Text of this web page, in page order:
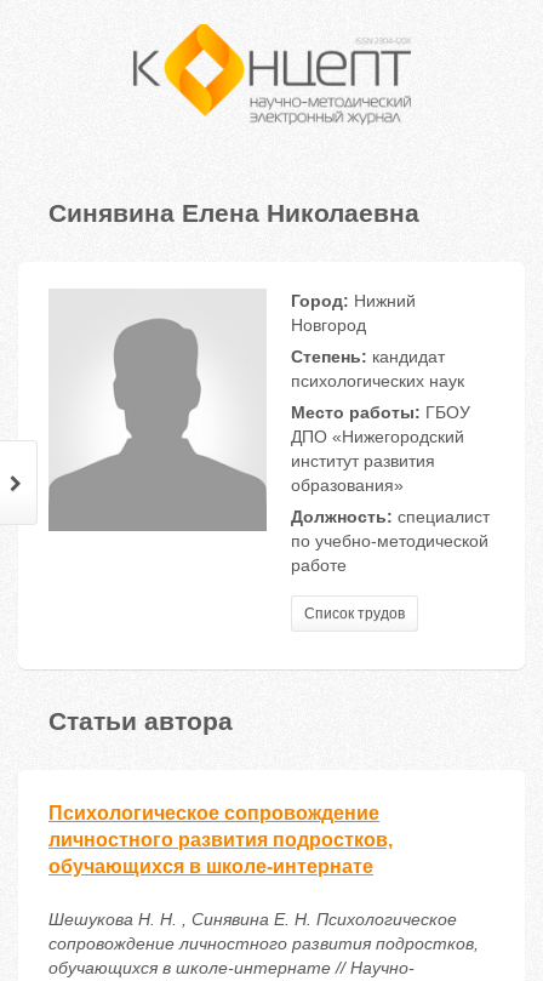
Синявина Елена Николаевна
Город: Нижний
Новгород
Степень: кандидат
психологических наук
Место работы: ГБОУ
ДПО «Нижегородский
институт развития
образования»
Должность: специалист
по учебно-методической
работе
Список трудов
Статьи автора
Психологическое сопровождение
личностного развития подростков,
обучающихся в школе-интернате
Шешукова Н. Н. , Синявина Е. Н. Психологическое
сопровождение личностного развития подростков,
обучающихся в школе-интернате // Научно-